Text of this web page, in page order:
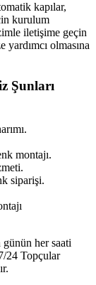
kapılar,
kurulum
iletişime geçin
olmasına
Şunları
montajı.
siparişi.
her saati
24 Topçular